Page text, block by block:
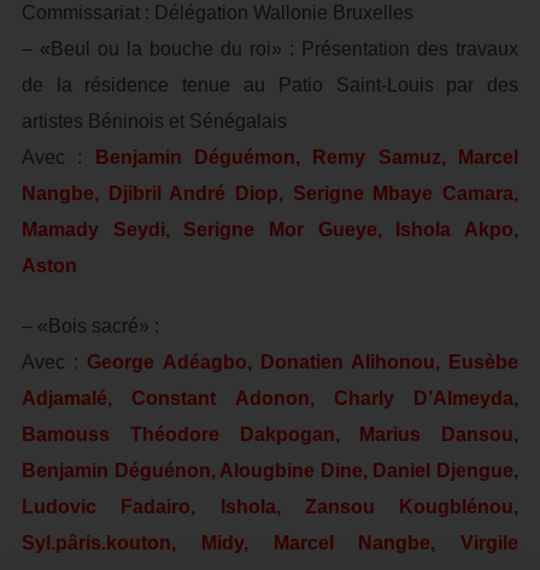
Commissariat : Délégation Wallonie Bruxelles
– «Beul ou la bouche du roi» : Présentation des travaux
de la résidence tenue au Patio Saint-Louis par des
artistes Béninois et Sénégalais
Avec :
Benjamin Déguémon, Remy Samuz, Marcel
Nangbe, Djibril André Diop, Serigne Mbaye Camara,
Mamady Seydi, Serigne Mor Gueye, Ishola Akpo,
Aston
– «Bois sacré» :
Avec : George Adéagbo, Donatien Alihonou, Eusèbe
Adjamalé, Constant Adonon, Charly D’Almeyda,
Bamouss Théodore Dakpogan, Marius Dansou,
Benjamin Déguénon, Alougbine Dine, Daniel Djengue,
Ludovic Fadairo, Ishola, Zansou Kougblénou,
Syl.pâris.kouton, Midy, Marcel Nangbe, Virgile